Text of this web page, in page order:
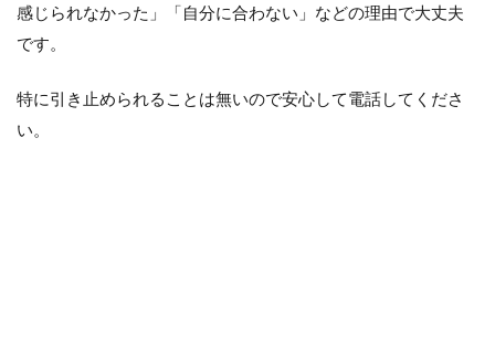
感じられなかった」「自分に合わない」などの理由で大丈夫
です。
特に引き止められることは無いので安心して電話してくださ
い。